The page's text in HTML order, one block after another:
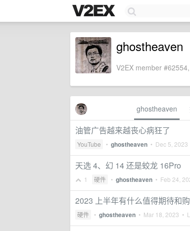
ghostheaven
V2EX member
ghostheaven
油管广告越来越丧心病狂了
YouTube • ghostheaven • Dec 5, 2023
天选 4、幻 14 还是蛟龙 16Pro
1 硬件 • ghostheaven • Feb 24,
2023 上半年有什么值得期待和
硬件 • ghostheaven • Mar 18, 2023 •